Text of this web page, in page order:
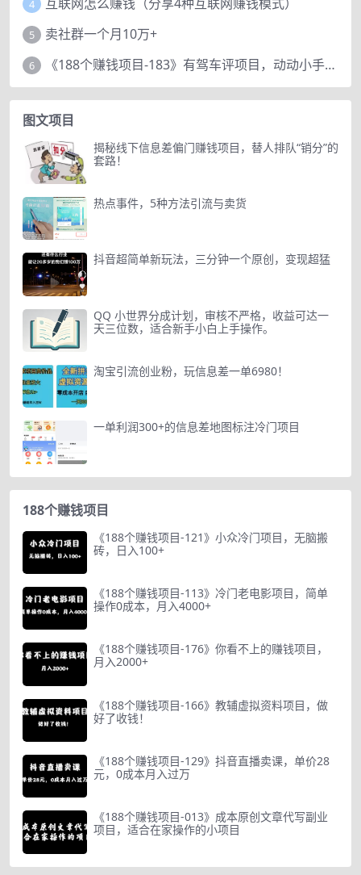
4
5 卖社群一个月10万+
6 《188个赚钱项目-183》有驾车评项目，动动小手，复制粘贴赚44元！
图文项目
揭秘线下信息差偏门赚钱项目，替人排队“销分”的
套路！
热点事件，5种方法引流与卖货
抖音超简单新玩法，三分钟一个原创，变现超猛
QQ 小世界分成计划，审核不严格，收益可达一
天三位数，适合新手小白上手操作。
淘宝引流创业粉，玩信息差一单6980！
一单利润300+的信息差地图标注冷门项目
188个赚钱项目
《188个赚钱项目-121》小众冷门项目，无脑搬
砖，日入100+
《188个赚钱项目-113》冷门老电影项目，简单
操作0成本，月入4000+
《188个赚钱项目-176》你看不上的赚钱项目，
月入2000+
《188个赚钱项目-166》教辅虚拟资料项目，做
好了收钱！
《188个赚钱项目-129》抖音直播卖课，单价28
元，0成本月入过万
《188个赚钱项目-013》成本原创文章代写副业
项目，适合在家操作的小项目